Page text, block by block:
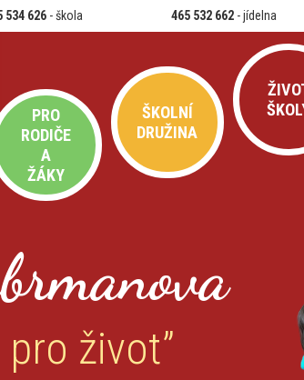
534 626- škola 465 532 662 - jídelna
PRO
RODIČE
A
ŽÁKY
ŠKOLNÍ
DRUŽINA
pro život”